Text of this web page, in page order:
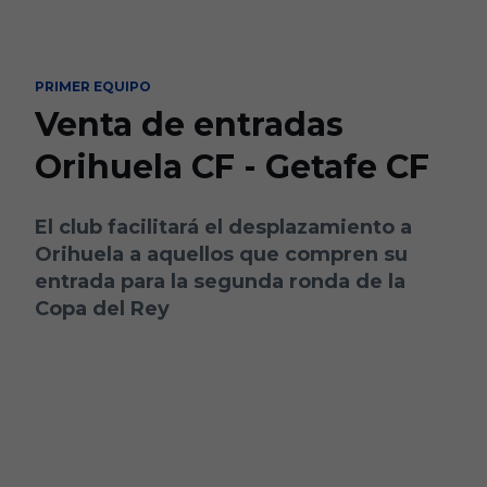
PRIMER EQUIPO
Venta de entradas
Orihuela CF - Getafe CF
El club facilitará el desplazamiento a
Orihuela a aquellos que compren su
entrada para la segunda ronda de la
Copa del Rey